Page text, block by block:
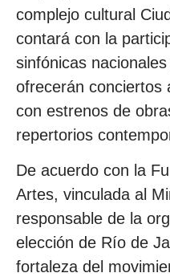
complejo cultural
contará con la
sinfónicas
ofrecerán conciertos
con estrenos de
repertorios
De acuerdo con la
Artes, vinculada al
responsable de la
elección de Río de
fortaleza del